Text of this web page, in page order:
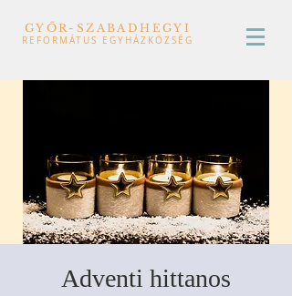
GYŐR-SZABADHEGYI
REFORMÁTUS EGYHÁZKÖZSÉG
Adventi hittanos